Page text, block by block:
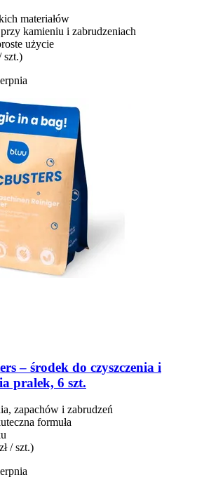
materiałów
kamieniu i zabrudzeniach
użycie
szt.)
– środek do czyszczenia i
pralek, 6 szt.
zapachów i zabrudzeń
formuła
/ szt.)